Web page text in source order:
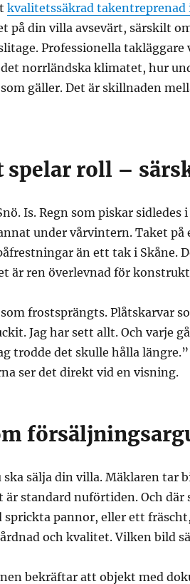
kvalitetssäkrad takentreprenad
på din villa avsevärt, särskilt
Professionella
norrländska klimatet, hur
gäller. Det är skillnaden
spelar roll –
Is. Regn som piskar sidledes
under vårvintern. Taket på
än ett tak i Skåne.
är ren överlevnad för
frostsprängts. Plåtskarvar
Jag har sett allt. Och varje
trodde det skulle hålla
ser det direkt vid en visning.
sälja din villa. Mäklaren tar
standard nuförtiden. Och där
sprickta pannor, eller ett
och kvalitet. Vilken bild
bekräftar att objekt med